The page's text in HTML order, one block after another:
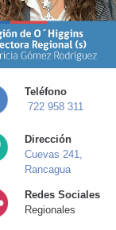
Teléfono
722 958 311
Dirección
Cuevas 241,
Rancagua
Redes Sociales
Regionales